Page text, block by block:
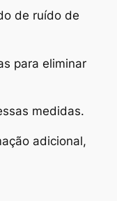
de ruído de
para eliminar
medidas.
adicional,